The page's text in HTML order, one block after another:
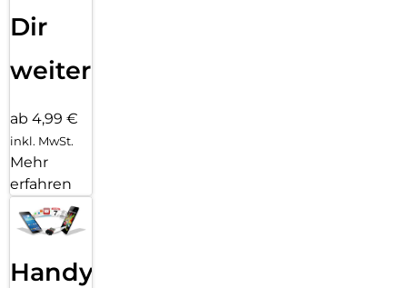
Dir
weiter
ab 4,99 €
inkl. MwSt.
Mehr
erfahren
Handy